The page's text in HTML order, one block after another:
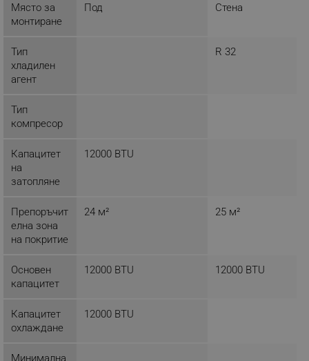
Място за
монтиране
Под Стена
Тип
хладилен
агент
R 32
Тип
компресор
Капацитет
на
затопляне
12000 BTU
Препоръчит
елна зона
на покритие
24 м² 25 м²
Основен
капацитет
12000 BTU 12000 BTU
Капацитет
охлаждане
12000 BTU
Минимална